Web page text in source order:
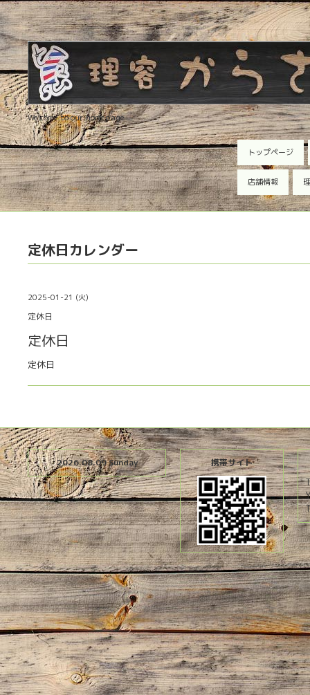
Welcome to our homepage
トップページ
店舗情報
定休日カレンダー
2025-01-21 (火)
定休日
定休日
定休日
2026.08.09 Sunday 携帯サイト